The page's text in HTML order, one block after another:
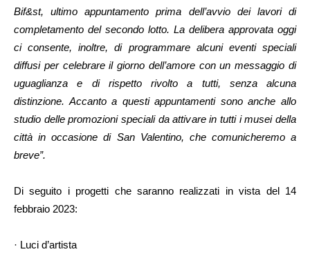
Bif&st, ultimo appuntamento prima dell’avvio dei lavori di
completamento del secondo lotto. La delibera approvata oggi
ci consente, inoltre, di programmare alcuni eventi speciali
diffusi per celebrare il giorno dell’amore con un messaggio di
uguaglianza e di rispetto rivolto a tutti, senza alcuna
distinzione. Accanto a questi appuntamenti sono anche allo
studio delle promozioni speciali da attivare in tutti i musei della
città in occasione di San Valentino, che comunicheremo a
breve”.
Di seguito i progetti che saranno realizzati in vista del 14
febbraio 2023:
· Luci d’artista